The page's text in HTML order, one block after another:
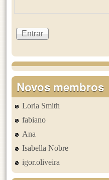
Novos membros
Loria Smith
fabiano
Ana
Isabella Nobre
igor.oliveira